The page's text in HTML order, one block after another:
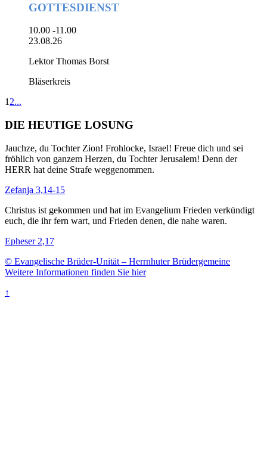
GOTTESDIENST
10.00 -11.00
23.08.26
Lektor Thomas Borst
Bläserkreis
1 2...
DIE HEUTIGE LOSUNG
Jauchze, du Tochter Zion! Frohlocke, Israel! Freue dich und sei
fröhlich von ganzem Herzen, du Tochter Jerusalem! Denn der
HERR hat deine Strafe weggenommen.
Zefanja 3,14-15
Christus ist gekommen und hat im Evangelium Frieden verkündigt
euch, die ihr fern wart, und Frieden denen, die nahe waren.
Epheser 2,17
© Evangelische Brüder-Unität – Herrnhuter Brüdergemeine
Weitere Informationen finden Sie hier
↑